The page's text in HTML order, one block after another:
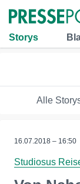
Storys
Alle
16.07.2018 – 16:50
Studiosus